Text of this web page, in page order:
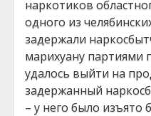
наркотиков
одного из
задержали
марихуану партиями
удалось выйти на
задержанный
– у него было изъято